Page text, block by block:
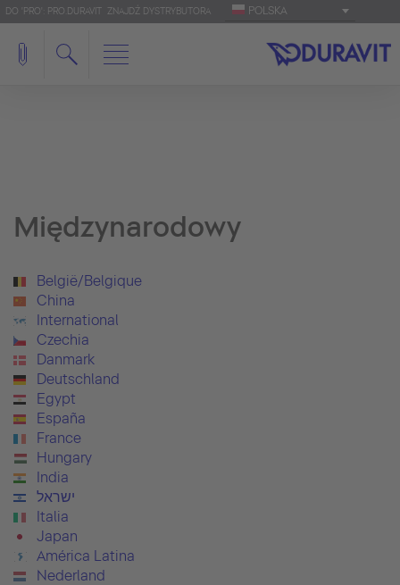
DO 'PRO': PRO.DURAVIT ZNAJDŹ DYSTRYBUTORA POLSKA
Międzynarodowy
België/Belgique
China
International
Czechia
Danmark
Deutschland
Egypt
España
France
Hungary
India
ישראל
Italia
Japan
América Latina
Nederland